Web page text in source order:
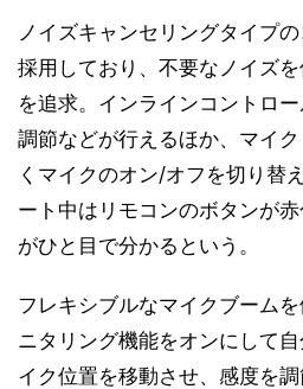
ノイズキャンセリングタイプ
採用しており、不要なノイズ
を追求。インラインコントロ
調節などが行えるほか、マイ
くマイクのオン/オフを切り替
ート中はリモコンのボタンが
がひと目で分かるという。
フレキシブルなマイクブーム
ニタリング機能をオンにして
イク位置を移動させ、感度を